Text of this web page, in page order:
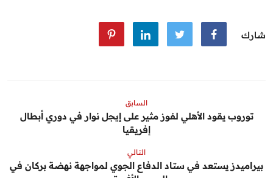
شارك
السابق
توروب يقود الأهلي لفوز مثير على إيجل نوار في دوري أبطال
إفريقيا
التالي
بيراميدز يستعد في ستاد الدفاع الجوي لمواجهة نهضة بركان في